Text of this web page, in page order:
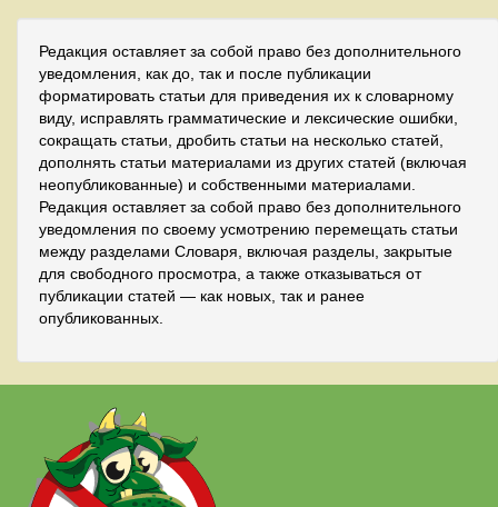
Редакция оставляет за собой право без дополнительного
уведомления, как до, так и после публикации
форматировать статьи для приведения их к словарному
виду, исправлять грамматические и лексические ошибки,
сокращать статьи, дробить статьи на несколько статей,
дополнять статьи материалами из других статей (включая
неопубликованные) и собственными материалами.
Редакция оставляет за собой право без дополнительного
уведомления по своему усмотрению перемещать статьи
между разделами Словаря, включая разделы, закрытые
для свободного просмотра, а также отказываться от
публикации статей — как новых, так и ранее
опубликованных.